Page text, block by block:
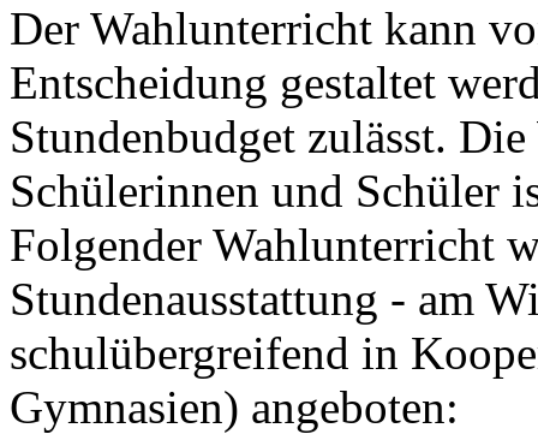
Der Wahlunterricht kann
Entscheidung gestaltet
Stundenbudget zulässt.
Schülerinnen und Schüler
Folgender Wahlunterricht
Stundenausstattung - am
schulübergreifend in
Gymnasien) angeboten: